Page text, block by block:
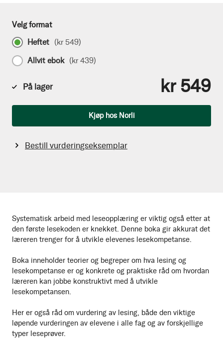
Systematisk arbeid med leseopplæring er viktig også etter at
den første lesekoden er knekket. Denne boka gir akkurat det
læreren trenger for å utvikle elevenes lesekompetanse.
Boka inneholder teorier og begreper om hva lesing og
lesekompetanse er og konkrete og praktiske råd om hvordan
læreren kan jobbe konstruktivt med å utvikle
lesekompetansen.
Her er også råd om vurdering av lesing, både den viktige
løpende vurderingen av elevene i alle fag og av forskjellige
typer leseprøver.
Velg format
Heftet (kr 549)
Allvit ebok (kr 439)
På lager kr 549
Kjøp hos Norli
Bestill vurderingseksemplar